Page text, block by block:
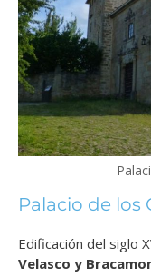
Palacio de los
Edificación del siglo
Velasco y